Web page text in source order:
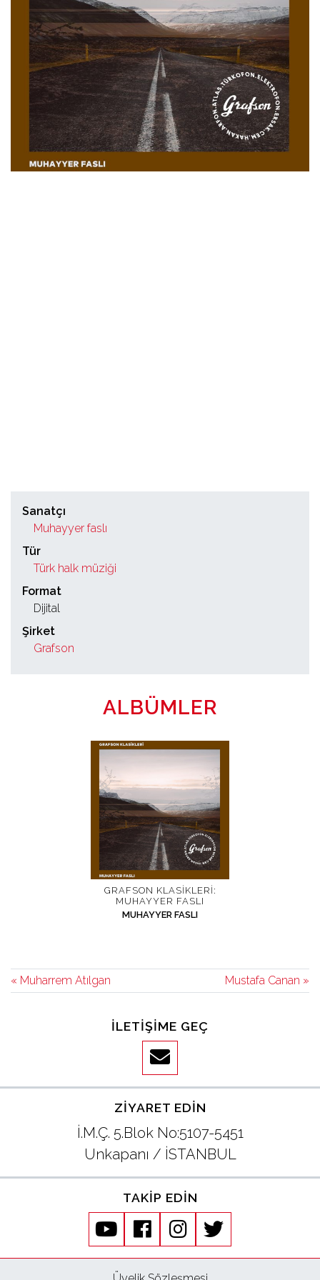
İletişim
Sanatçı
Muhayyer faslı
Tür
Türk halk müziği
Format
Dijital
Şirket
Grafson
ALBÜMLER
GRAFSON KLASIKLERI:
MUHAYYER FASLI
MUHAYYER FASLI
« Muharrem Atılgan Mustafa Canan »
İLETIŞIME GEÇ
ZIYARET EDIN
İ.M.Ç. 5.Blok No:5107-5451
Unkapanı / İSTANBUL
TAKIP EDIN
youtubefacebookinstagram